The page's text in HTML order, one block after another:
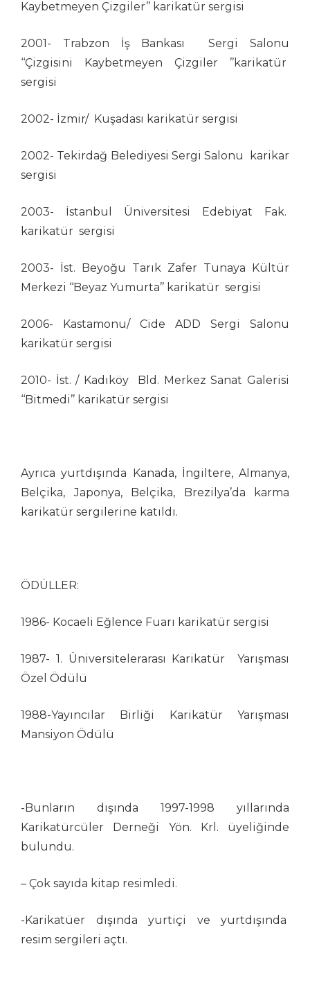
Mahmut Tarhan
Mehmet Aslan
Mehmet Saim Bilge
Mehmet Şenocak
Mehmet Zeber
Menekşe Çam
Metin Ertem
Metin Peker
Muammer Kotbaş
Muammer Olcay
Murat Özmenek
Murat Sayın
Musa Gümüş
Musa Keklik
Mümin Bayram
Mümin Durmaz
Necati Derya
Oğuzhan Kayan
Ozan Çavdar
Ömer Çam
Önder Önerbay
Rana Mermertaş
Raşit Yakalı
Sedat Öztürk
Sadık Pala
Selçuk Hünerli
Semih Bulgur
Serdar Günbilen
Serdar Karaman
Kaybetmeyen Çizgiler’’ karikatür sergisi
2001- Trabzon İş Bankası Sergi Salonu
‘‘Çizgisini Kaybetmeyen Çizgiler ’’karikatür
sergisi
2002- İzmir/ Kuşadası karikatür sergisi
2002- Tekirdağ Belediyesi Sergi Salonu karikar
sergisi
2003- İstanbul Üniversitesi Edebiyat Fak.
karikatür sergisi
2003- İst. Beyoğu Tarık Zafer Tunaya Kültür
Merkezi ‘‘Beyaz Yumurta’’ karikatür sergisi
2006- Kastamonu/ Cide ADD Sergi Salonu
karikatür sergisi
2010- İst. / Kadıköy Bld. Merkez Sanat Galerisi
‘‘Bitmedi’’ karikatür sergisi
Ayrıca yurtdışında Kanada, İngiltere, Almanya,
Belçika, Japonya, Belçika, Brezilya’da karma
karikatür sergilerine katıldı.
ÖDÜLLER:
1986- Kocaeli Eğlence Fuarı karikatür sergisi
1987- 1. Üniversitelerarası Karikatür Yarışması
Özel Ödülü
1988-Yayıncılar Birliği Karikatür Yarışması
Mansiyon Ödülü
-Bunların dışında 1997-1998 yıllarında
Karikatürcüler Derneği Yön. Krl. üyeliğinde
bulundu.
– Çok sayıda kitap resimledi.
-Karikatüer dışında yurtiçi ve yurtdışında
resim sergileri açtı.